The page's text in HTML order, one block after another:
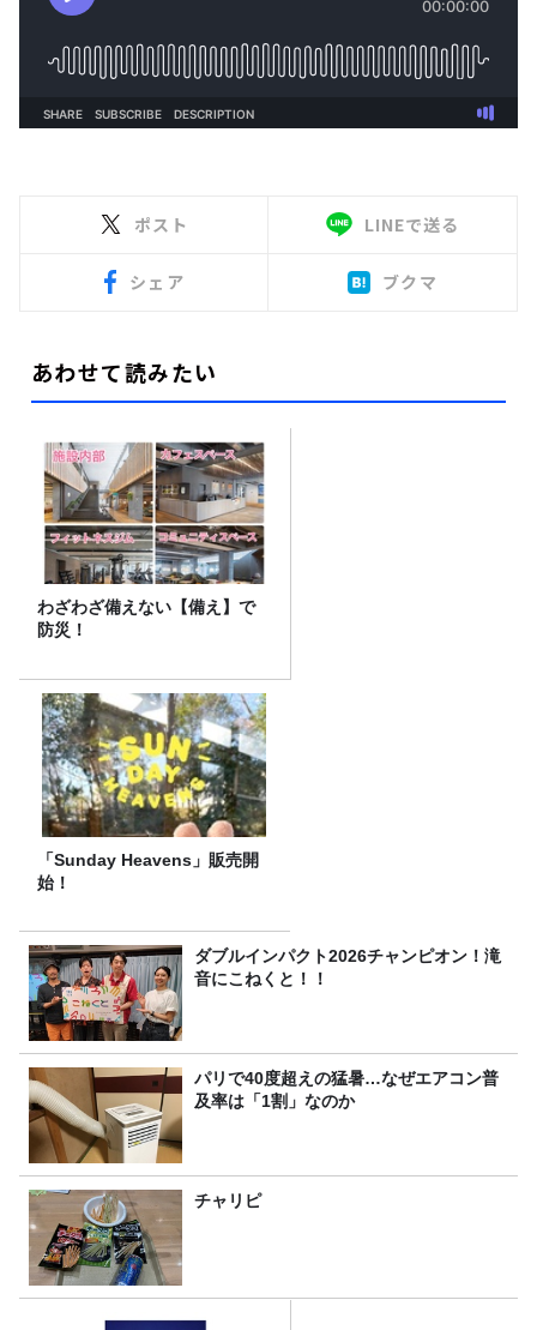
ポスト LINEで送る
シェア ブクマ
あわせて読みたい
わざわざ備えない【備え】で
防災！
「Sunday Heavens」販売開
始！
ダブルインパクト2026チャンピオン！滝
音にこねくと！！
パリで40度超えの猛暑…なぜエアコン普
及率は「1割」なのか
チャリピ